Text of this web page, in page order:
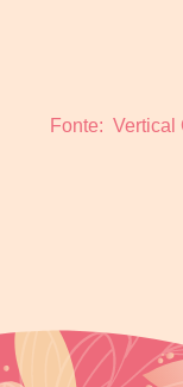
Fonte: Vertical